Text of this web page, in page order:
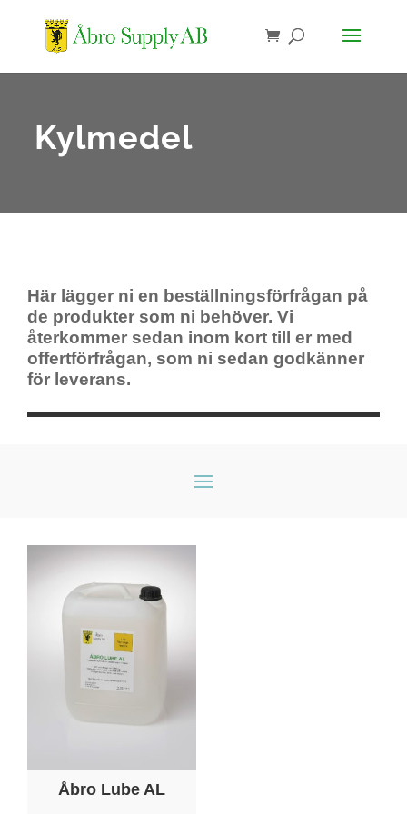
Kylmedel
Här lägger ni en beställningsförfrågan på
de produkter som ni behöver. Vi
återkommer sedan inom kort till er med
offertförfrågan, som ni sedan godkänner
för leverans.
Åbro Lube AL